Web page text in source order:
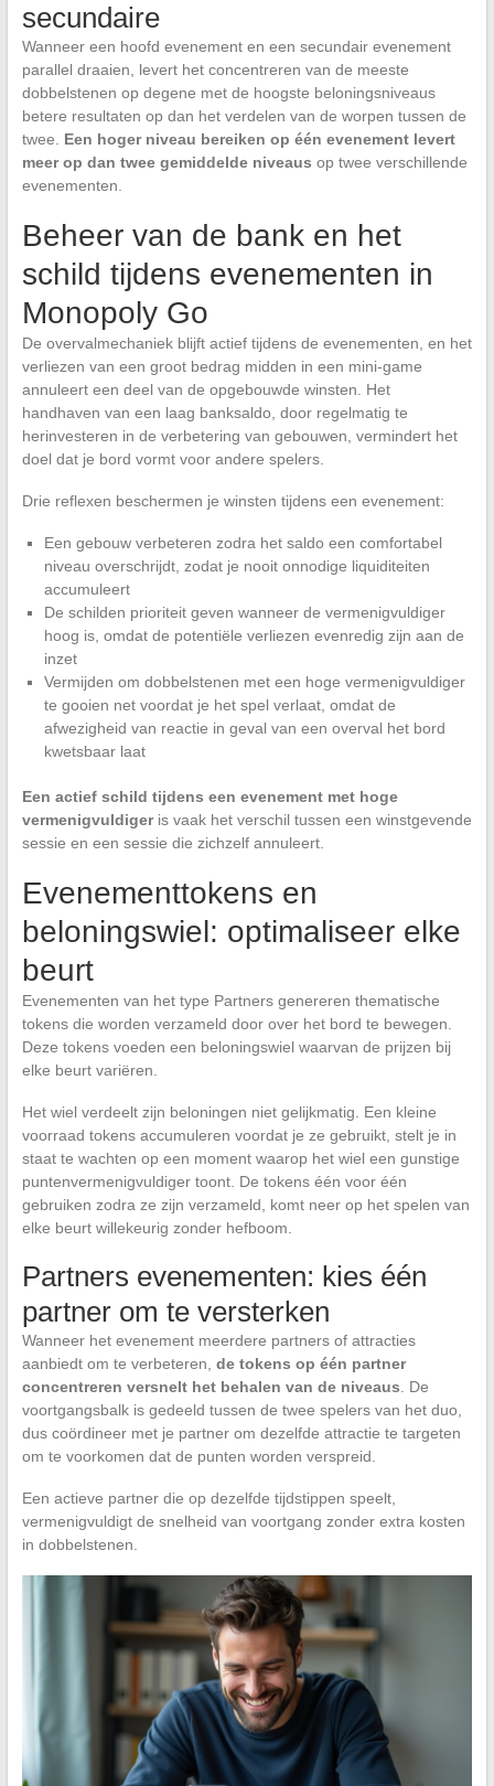
secundaire
Wanneer een hoofd evenement en een secundair evenement
parallel draaien, levert het concentreren van de meeste
dobbelstenen op degene met de hoogste beloningsniveaus
betere resultaten op dan het verdelen van de worpen tussen de
twee. Een hoger niveau bereiken op één evenement levert
meer op dan twee gemiddelde niveaus op twee verschillende
evenementen.
Beheer van de bank en het
schild tijdens evenementen in
Monopoly Go
De overvalmechaniek blijft actief tijdens de evenementen, en het
verliezen van een groot bedrag midden in een mini-game
annuleert een deel van de opgebouwde winsten. Het
handhaven van een laag banksaldo, door regelmatig te
herinvesteren in de verbetering van gebouwen, vermindert het
doel dat je bord vormt voor andere spelers.
Drie reflexen beschermen je winsten tijdens een evenement:
Een gebouw verbeteren zodra het saldo een comfortabel
niveau overschrijdt, zodat je nooit onnodige liquiditeiten
accumuleert
De schilden prioriteit geven wanneer de vermenigvuldiger
hoog is, omdat de potentiële verliezen evenredig zijn aan de
inzet
Vermijden om dobbelstenen met een hoge vermenigvuldiger
te gooien net voordat je het spel verlaat, omdat de
afwezigheid van reactie in geval van een overval het bord
kwetsbaar laat
Een actief schild tijdens een evenement met hoge
vermenigvuldigeris vaak het verschil tussen een winstgevende
sessie en een sessie die zichzelf annuleert.
Evenementtokens en
beloningswiel: optimaliseer elke
beurt
Evenementen van het type Partners genereren thematische
tokens die worden verzameld door over het bord te bewegen.
Deze tokens voeden een beloningswiel waarvan de prijzen bij
elke beurt variëren.
Het wiel verdeelt zijn beloningen niet gelijkmatig. Een kleine
voorraad tokens accumuleren voordat je ze gebruikt, stelt je in
staat te wachten op een moment waarop het wiel een gunstige
puntenvermenigvuldiger toont. De tokens één voor één
gebruiken zodra ze zijn verzameld, komt neer op het spelen van
elke beurt willekeurig zonder hefboom.
Partners evenementen: kies één
partner om te versterken
Wanneer het evenement meerdere partners of attracties
aanbiedt om te verbeteren, de tokens op één partner
concentreren versnelt het behalen van de niveaus . De
voortgangsbalk is gedeeld tussen de twee spelers van het duo,
dus coördineer met je partner om dezelfde attractie te targeten
om te voorkomen dat de punten worden verspreid.
Een actieve partner die op dezelfde tijdstippen speelt,
vermenigvuldigt de snelheid van voortgang zonder extra kosten
in dobbelstenen.